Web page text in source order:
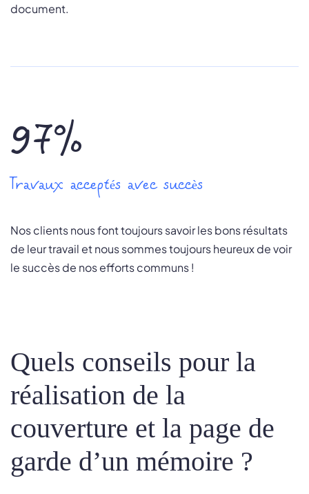
document.
97%
Travaux acceptés avec succès
Nos clients nous font toujours savoir les bons résultats
de leur travail et nous sommes toujours heureux de voir
le succès de nos efforts communs !
Quels conseils pour la
réalisation de la
couverture et la page de
garde d’un mémoire ?